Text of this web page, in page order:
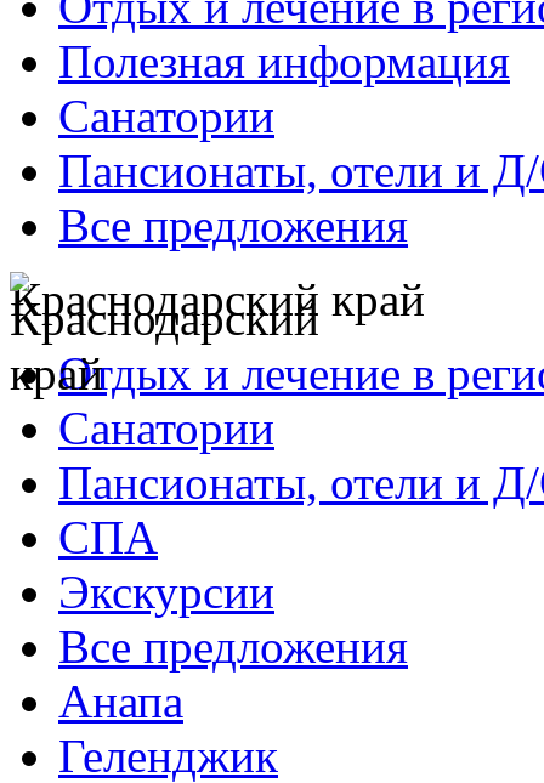
Полезная информация
Санатории
Пансионаты, отели и
Все предложения
Краснодарский край
Отдых и лечение в
Санатории
Пансионаты, отели и
СПА
Экскурсии
Все предложения
Анапа
Геленджик